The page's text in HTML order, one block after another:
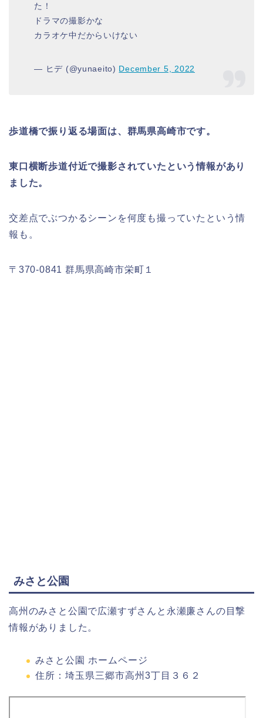
た！
ドラマの撮影かな
カラオケ中だからいけない
— ヒデ (@yunaeito) December 5, 2022
歩道橋で振り返る場面は、群馬県高崎市です。
東口横断歩道付近で撮影されていたという情報があり
ました。
交差点でぶつかるシーンを何度も撮っていたという情
報も。
〒370-0841 群馬県高崎市栄町１
みさと公園
高州のみさと公園で広瀬すずさんと永瀬廉さんの目撃
情報がありました。
みさと公園 ホームページ
住所：埼玉県三郷市高州3丁目３６２